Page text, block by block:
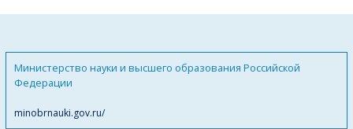
Министерство науки и высшего образования Российской
Федерации
minobrnauki.gov.ru/